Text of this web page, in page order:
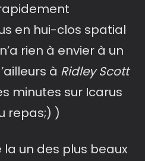
en hui-clos spatial
rien à envier à un
à Ridley Scott
minutes sur Icarus
repas;) )
un des plus beaux